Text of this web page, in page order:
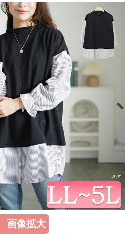
画像拡大